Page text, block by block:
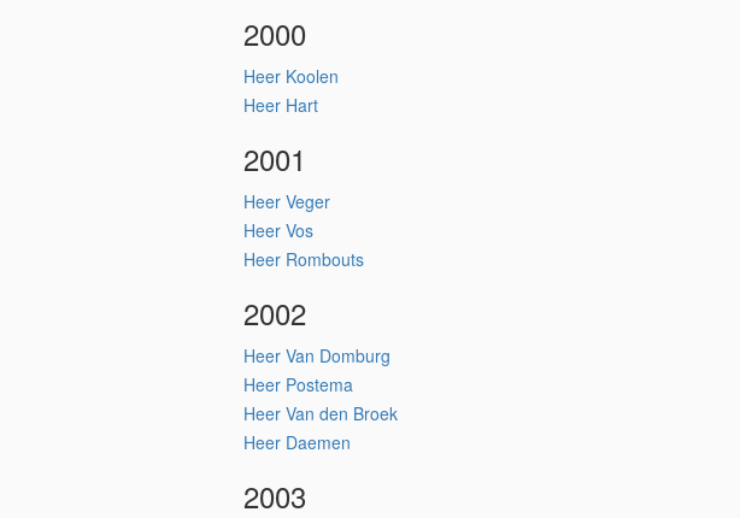
2000
Heer Koolen
Heer Hart
2001
Heer Veger
Heer Vos
Heer Rombouts
2002
Heer Van Domburg
Heer Postema
Heer Van den Broek
Heer Daemen
2003